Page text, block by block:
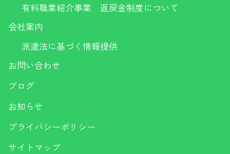
有料職業紹介事業 返戻金制度について
会社案内
派遣法に基づく情報提供
お問い合わせ
ブログ
お知らせ
プライバシーポリシー
サイトマップ